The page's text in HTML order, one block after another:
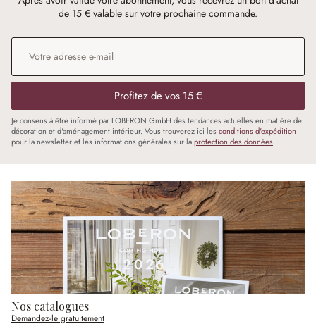
de 15 € valable sur votre prochaine commande.
Adresse e-mail
Profitez de vos 15 €
Je consens à être informé par LOBERON GmbH des tendances actuelles en matière de
décoration et d'aménagement intérieur. Vous trouverez ici les conditions d'expédition
pour la newsletter et les informations générales sur laprotection des données.
Nos catalogues
Demandez-le gratuitement